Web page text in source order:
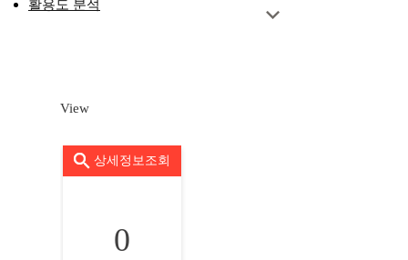
활용도 분석
View
상세정보조회
0